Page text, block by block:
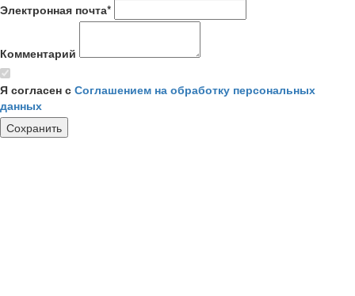
Электронная почта*
Комментарий
Я согласен с Соглашением на обработку персональных
данных